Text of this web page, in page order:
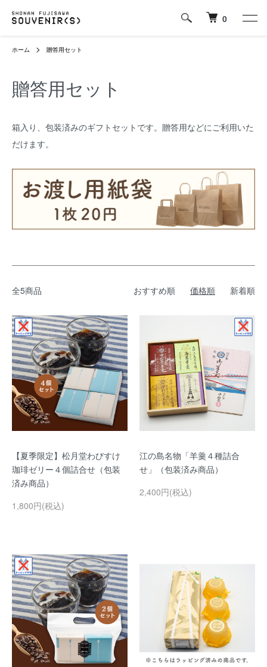
0
ホーム 贈答用セット
贈答用セット
箱入り、包装済みのギフトセットです。贈答用などにご利用いた
だけます。
全5商品 おすすめ順 価格順 新着順
【夏季限定】松月堂わびすけ
珈琲ゼリー４個詰合せ（包装
済み商品）
1,800円(税込)
江の島名物「羊羹４種詰合
せ」（包装済み商品）
2,400円(税込)